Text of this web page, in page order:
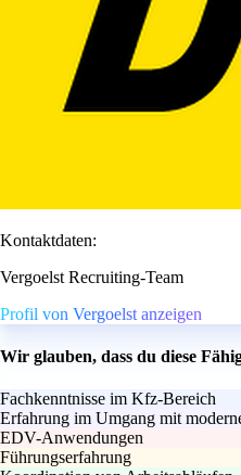
Kontaktdaten:
Vergoelst Recruiting-Team
Profil von Vergoelst anzeigen
Wir glauben, dass du diese
Fachkenntnisse im Kfz-Bereich
Erfahrung im Umgang mit
EDV-Anwendungen
Führungserfahrung